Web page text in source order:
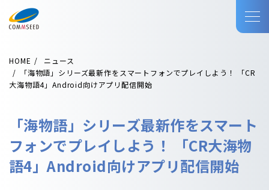
HOME
ニュース
「海物語」シリーズ最新作をスマートフォンでプレイしよう！ 「CR
大海物語4」Android向けアプリ配信開始
「海物語」シリーズ最新作をスマート
フォンでプレイしよう！ 「CR大海物
語4」Android向けアプリ配信開始